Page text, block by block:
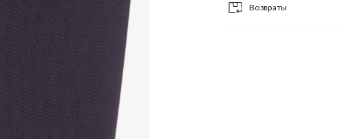
Возвраты